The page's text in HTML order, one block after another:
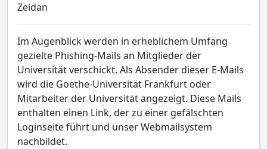
Zeidan
Im Augenblick werden in erheblichem Umfang
gezielte Phishing-Mails an Mitglieder der
Universität verschickt. Als Absender dieser E-Mails
wird die Goethe-Universität Frankfurt oder
Mitarbeiter der Universität angezeigt. Diese Mails
enthalten einen Link, der zu einer gefälschten
Loginseite führt und unser Webmailsystem
nachbildet.